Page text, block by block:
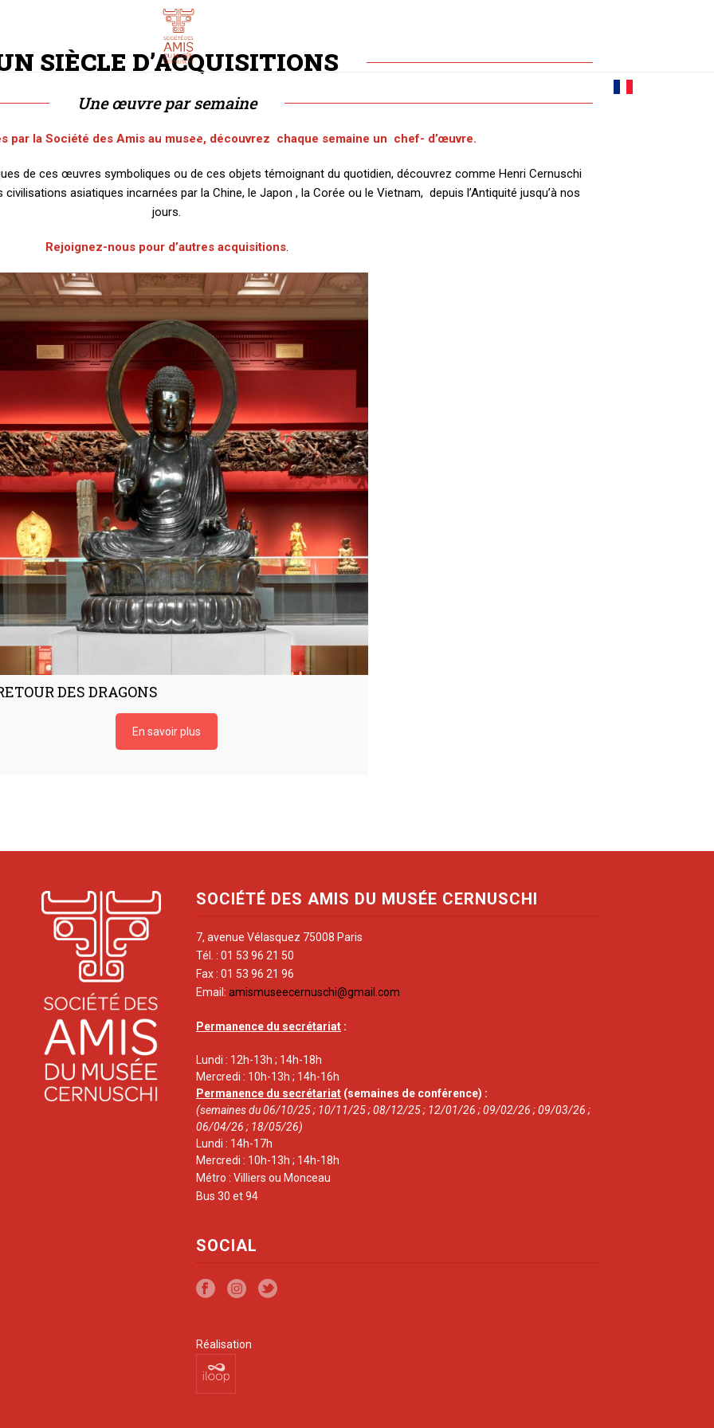
SIÈCLE D’ACQUISITIONS
Une œuvre par semaine
la Société des Amis au musée, découvrez chaque semaine un chef- d’œuvre.
de ces œuvres symboliques ou de ces objets témoignant du quotidien, découvrez comme Henri Cernuschi
asiatiques incarnées par la Chine, le Japon , la Corée ou le Vietnam, depuis l’Antiquité jusqu’à nos
jours.
Rejoignez-nous pour d’autres acquisitions.
DES DRAGONS
En savoir plus
SOCIÉTÉ DES AMIS DU MUSÉE CERNUSCHI
7, avenue Vélasquez 75008 Paris
Tél. : 01 53 96 21 50
Fax : 01 53 96 21 96
Email: amismuseecernuschi@gmail.com
Permanence du secrétariat :
Lundi : 12h-13h ; 14h-18h
Mercredi : 10h-13h ; 14h-16h
Permanence du secrétariat (semaines de conférence) :
(semaines du 06/10/25 ; 10/11/25 ; 08/12/25 ; 12/01/26 ; 09/02/26 ; 09/03/26 ;
06/04/26 ; 18/05/26)
Lundi : 14h-17h
Mercredi : 10h-13h ; 14h-18h
Métro : Villiers ou Monceau
Bus 30 et 94
SOCIAL
Réalisation